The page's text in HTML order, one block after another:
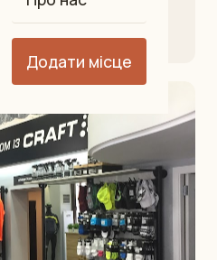
Додати місце
9.3
АТМОСФЕРА
9.1
СЕРВІС